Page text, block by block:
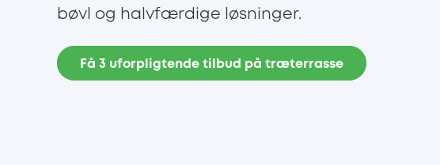
bøvl og halvfærdige løsninger.
Få 3 uforpligtende tilbud på træterrasse